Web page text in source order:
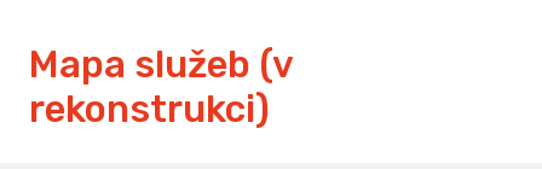
Mapa služeb (v
rekonstrukci)